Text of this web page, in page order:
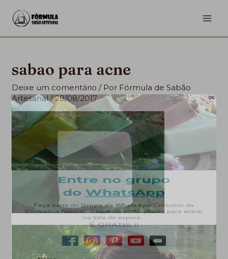
para
o
sabao para acne
Deixe um comentário / Por Fórmula de Sabão
Artesanal/28/08/2017